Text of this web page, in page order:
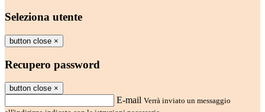
Seleziona utente
button close ×
Recupero password
button close ×
E-mail Verrà inviato un messaggio